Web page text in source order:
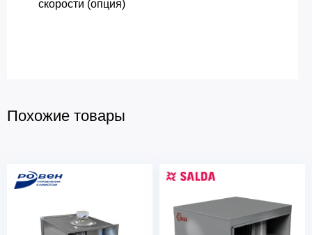
скорости (опция)
Похожие товары